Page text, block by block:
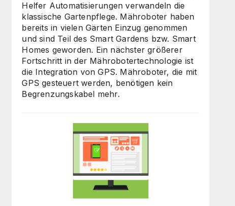
Helfer Automatisierungen verwandeln die
klassische Gartenpflege. Mähroboter haben
bereits in vielen Gärten Einzug genommen
und sind Teil des Smart Gardens bzw. Smart
Homes geworden. Ein nächster größerer
Fortschritt in der Mährobotertechnologie ist
die Integration von GPS. Mähroboter, die mit
GPS gesteuert werden, benötigen kein
Begrenzungskabel mehr.